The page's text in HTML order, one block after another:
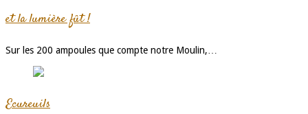
et la lumière fût !
Sur les 200 ampoules que compte notre Moulin,…
Ecureuils